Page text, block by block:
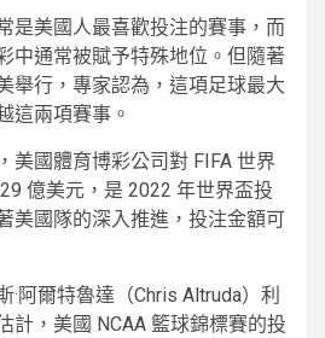
是美國人最喜歡投注的賽事，而
中通常被賦予特殊地位。但隨著
舉行，專家認為，這項足球最大
這兩項賽事。
美國體育博彩公司對 FIFA 世界
億美元，是 2022 年世界盃投
美國隊的深入推進，投注金額可
阿爾特魯達（Chris Altruda）利
計，美國 NCAA 籃球錦標賽的投